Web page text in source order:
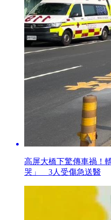
高屏大橋下驚傳車禍！
哭」 3人受傷急送醫